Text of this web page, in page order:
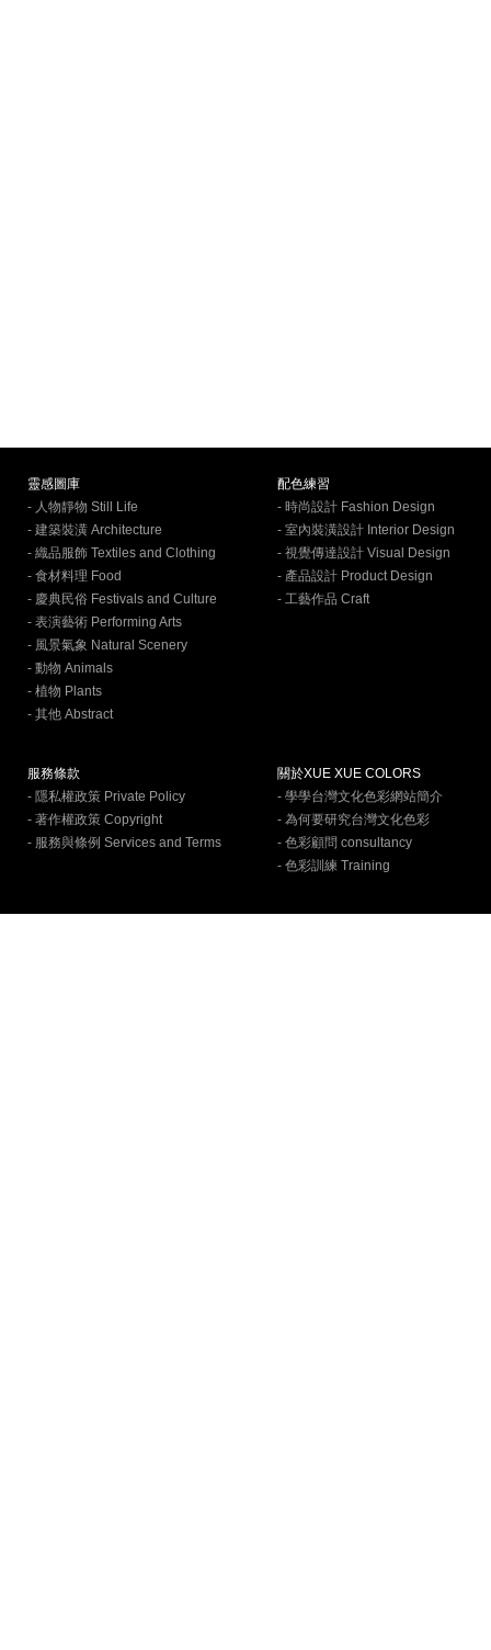
靈感圖庫
- 人物靜物 Still Life
- 建築裝潢 Architecture
- 織品服飾 Textiles and Clothing
- 食材料理 Food
- 慶典民俗 Festivals and Culture
- 表演藝術 Performing Arts
- 風景氣象 Natural Scenery
- 動物 Animals
- 植物 Plants
- 其他 Abstract
配色練習
- 時尚設計 Fashion Design
- 室內裝潢設計 Interior Design
- 視覺傳達設計 Visual Design
- 產品設計 Product Design
- 工藝作品 Craft
服務條款
- 隱私權政策 Private Policy
- 著作權政策 Copyright
- 服務與條例 Services and Terms
關於XUE XUE COLORS
- 學學台灣文化色彩網站簡介
- 為何要研究台灣文化色彩
- 色彩顧問 consultancy
- 色彩訓練 Training